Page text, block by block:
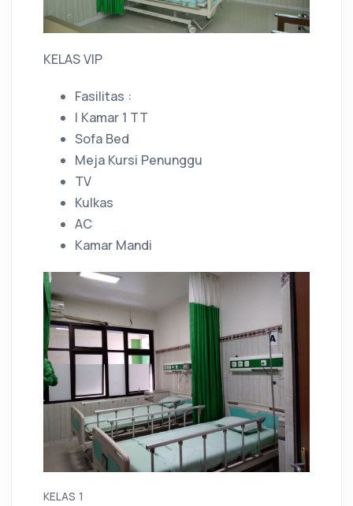
KELAS VIP
Fasilitas :
I Kamar 1 TT
Sofa Bed
Meja Kursi Penunggu
TV
Kulkas
AC
Kamar Mandi
KELAS 1